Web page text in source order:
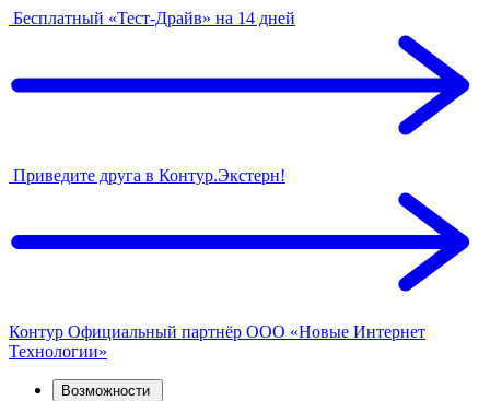
Бесплатный «Тест-Драйв» на 14 дней
Приведите друга в Контур.Экстерн!
Контур Официальный партнёр ООО «Новые Интернет
Технологии»
Возможности